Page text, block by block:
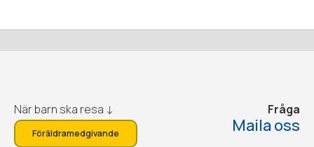
När barn ska resa ↓
Föräldramedgivande
Fråga
Maila oss